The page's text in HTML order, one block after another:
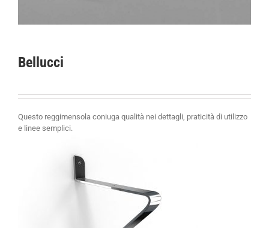
Bellucci
Questo reggimensola coniuga qualità nei dettagli, praticità di utilizzo
e linee semplici.